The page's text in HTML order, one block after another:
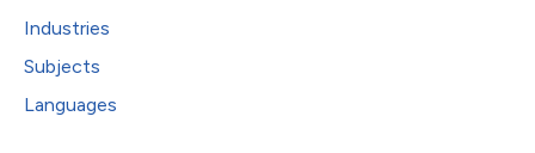
Industries
Subjects
Languages